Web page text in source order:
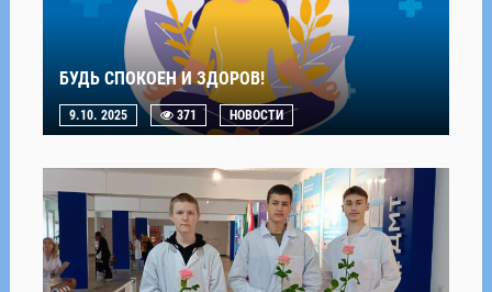
БУДЬ СПОКОЕН И ЗДОРОВ!
9.10. 2025 371 НОВОСТИ